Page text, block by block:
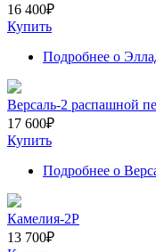
16 400₽
Купить
Подробнее о
Версаль-2 распашной
17 600₽
Купить
Подробнее о
Камелия-2Р
13 700₽